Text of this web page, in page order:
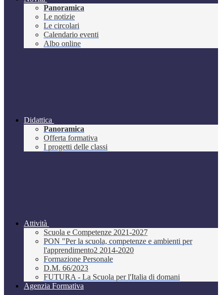
Panoramica
Le notizie
Le circolari
Calendario eventi
Albo online
Didattica
Panoramica
Offerta formativa
I progetti delle classi
Attività
Scuola e Competenze 2021-2027
PON "Per la scuola, competenze e ambienti per
l'apprendimento2 2014-2020
Formazione Personale
D.M. 66/2023
FUTURA - La Scuola per l'Italia di domani
Agenzia Formativa